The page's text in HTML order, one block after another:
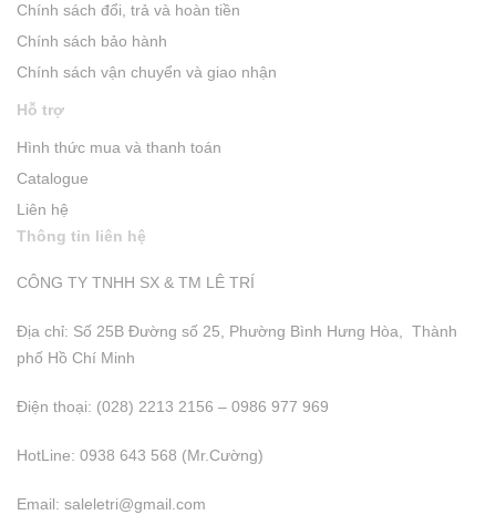
Chính sách đổi, trả và hoàn tiền
Chính sách bảo hành
Chính sách vận chuyển và giao nhận
Hỗ trợ
Hình thức mua và thanh toán
Catalogue
Liên hệ
Thông tin liên hệ
CÔNG TY TNHH SX & TM LÊ TRÍ
Địa chỉ: Số 25B Đường số 25, Phường Bình Hưng Hòa, Thành
phố Hồ Chí Minh
Điện thoại: (028) 2213 2156 – 0986 977 969
HotLine: 0938 643 568 (Mr.Cường)
Email: saleletri@gmail.com